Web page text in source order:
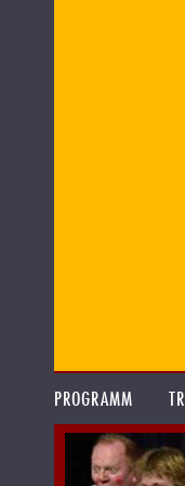
PROGRAMM